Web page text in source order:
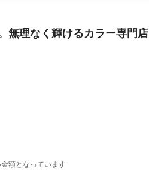
無理なく輝けるカラー専門店
額となっています